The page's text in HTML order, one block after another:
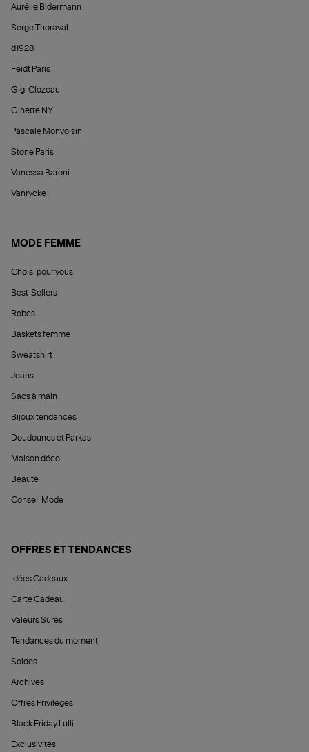
Aurélie Bidermann
Serge Thoraval
d1928
Feidt Paris
Gigi Clozeau
Ginette NY
Pascale Monvoisin
Stone Paris
Vanessa Baroni
Vanrycke
MODE FEMME
Choisi pour vous
Best-Sellers
Robes
Baskets femme
Sweatshirt
Jeans
Sacs à main
Bijoux tendances
Doudounes et Parkas
Maison déco
Beauté
Conseil Mode
OFFRES ET TENDANCES
Idées Cadeaux
Carte Cadeau
Valeurs Sûres
Tendances du moment
Soldes
Archives
Offres Privilèges
Black Friday Lulli
Exclusivités